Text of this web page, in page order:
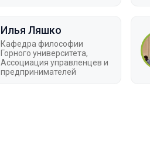
Илья Ляшко
Кафедра философии
Горного университета,
Ассоциация управленцев и
предпринимателей